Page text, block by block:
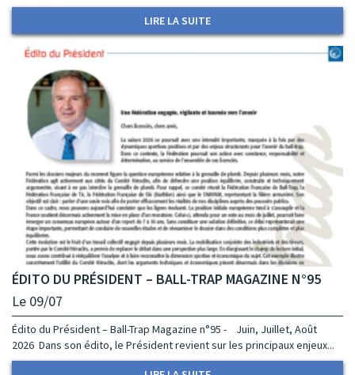
LIRE LA SUITE
ÉDITO DU PRÉSIDENT – BALL-TRAP MAGAZINE N°95
Le 09/07
Édito du Président – Ball-Trap Magazine n°95 - Juin, Juillet, Août
2026 Dans son édito, le Président revient sur les principaux enjeux...